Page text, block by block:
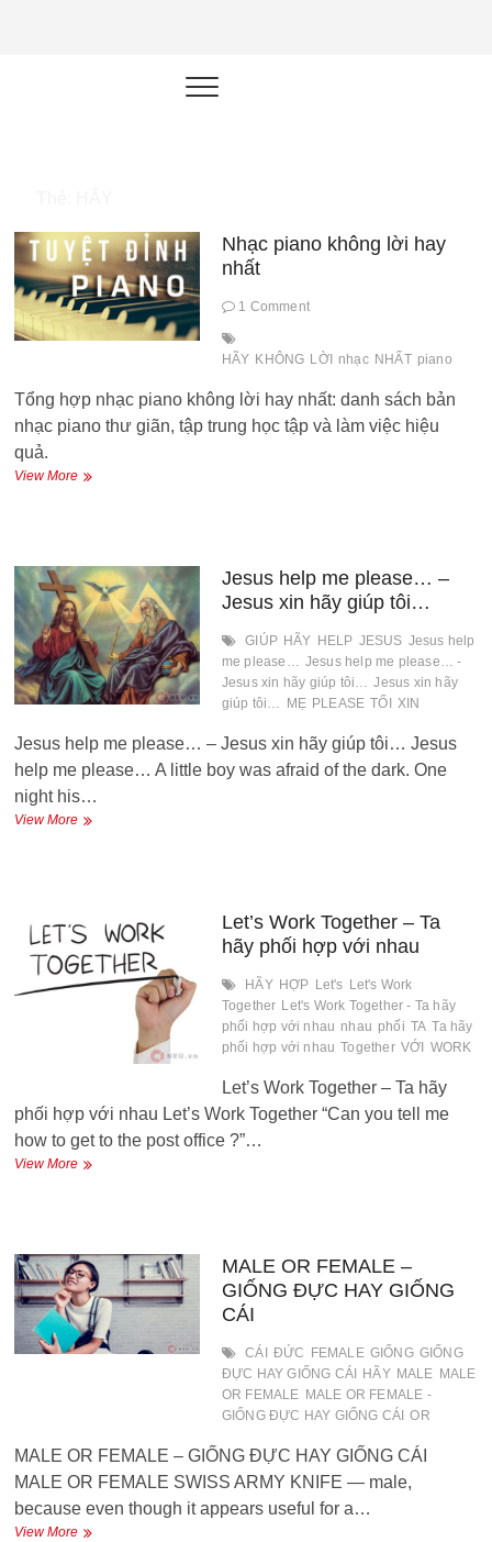
nhân trong
Nhạc piano không lời hay
nhất
1 Comment
HÃY KHÔNG LỜI nhạc NHẤT piano
Tổng hợp nhạc piano không lời hay nhất: danh sách bản
nhạc piano thư giãn, tập trung học tập và làm việc hiệu
quả.
View MoreNhạc
nhất
Jesus help me please… –
Jesus xin hãy giúp tôi…
GIÚP HÃY HELP JESUS Jesus help
me please… Jesus help me please… -
Jesus xin hãy giúp tôi… Jesus xin hãy
giúp tôi…
MẸ PLEASE TỐI XIN
Jesus help me please… – Jesus xin hãy giúp tôi… Jesus
help me please… A little boy was afraid of the dark. One
night his…
View MoreJesus
xin
hãy
giúp
Let’s Work Together – Ta
hãy phối hợp với nhau
HÃY HỢP Let's Let's Work
Together Let's Work Together - Ta hãy
phối hợp với nhau nhau phối TA Ta hãy
phối hợp với nhau Together VỚI WORK
Let’s Work Together – Ta hãy
phối hợp với nhau Let’s Work Together “Can you tell me
how to get to the post office ?”…
View MoreLet’s
hãy
phối
hợp
với
nhau
MALE OR FEMALE –
GIỐNG ĐỰC HAY GIỐNG
CÁI
CÁI ĐỨC FEMALE GIỐNG GIỐNG
ĐỰC HAY GIỐNG CÁI
HÃY MALE MALE
OR FEMALE MALE OR FEMALE -
GIỐNG ĐỰC HAY GIỐNG CÁI
OR
MALE OR FEMALE – GIỐNG ĐỰC HAY GIỐNG CÁI
MALE OR FEMALE SWISS ARMY KNIFE — male,
because even though it appears useful for a…
View MoreMALE